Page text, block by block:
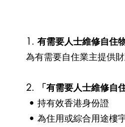
1. 有需要人士維修自住
為有需要自住業主提供
2. 「有需要人士維修自
• 持有效香港身份證
• 為住用或綜合用途樓